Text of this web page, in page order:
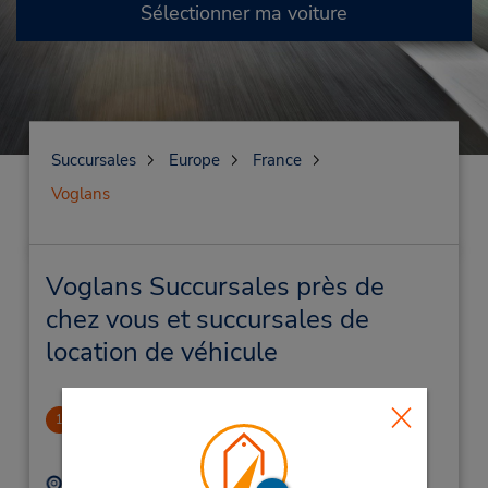
Sélectionner ma voiture
Succursales Europe
France
Voglans
Voglans Succursales près de
chez vous et succursales de
location de véhicule
1